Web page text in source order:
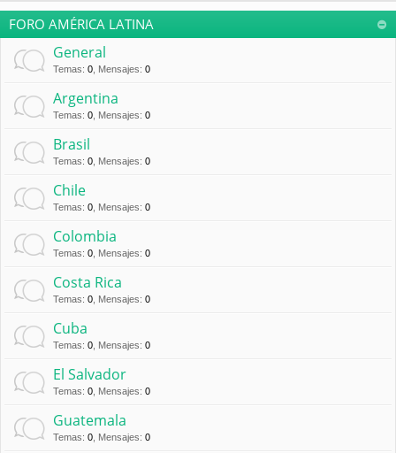
FORO AMÉRICA LATINA
General
Temas: 0 Mensajes: 0
Argentina
Temas: 0 Mensajes: 0
Brasil
Temas: 0 Mensajes: 0
Chile
Temas: 0 Mensajes: 0
Colombia
Temas: 0 Mensajes: 0
Costa Rica
Temas: 0 Mensajes: 0
Cuba
Temas: 0 Mensajes: 0
El Salvador
Temas: 0 Mensajes: 0
Guatemala
Temas: 0 Mensajes: 0